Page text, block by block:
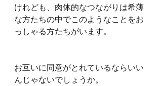
けれども、肉体的なつながりは希薄
な方たちの中でこのようなことをお
っしゃる方たちがいます。
お互いに同意がとれているならいい
んじゃないでしょうか。